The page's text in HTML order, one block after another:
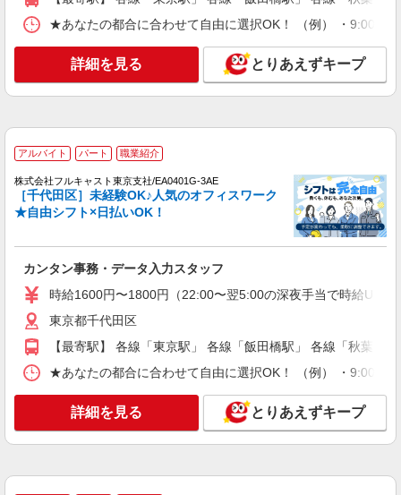
キープ 詳細を見る
アルバイト パート 職業紹介
株式会社フルキャスト東京支社/EA0401G-3AE
カンタン事務・データ入力スタッフ
東京都千代田区
キープ 詳細を見る
日本生命保険相互会社
総合基幹職 地域ビジネスコース（バックオフ
験可！月額 24万7720円〜（残業代除き/別途、賞与
あり） ※賃金は当月1日から末日までの分を当月
ら末日までの分を翌月20日に支払） 想定年収
430万〜460万 ※時間外勤務手当(法定内20時間・
法定外0時間*想定)を含むモデル年収 *毎営業日
9:00〜18:00勤務する場合の残業時間のイメージ
※賞与は支給対象期間を通じて勤務した場合の想
定額 ※入社時の年収は、選考を通じて決定 ※入社
後の昇給額は、昇格・職務成果等の状況に応じて
以上の昇給も可能
東京本部（千代田区丸の内・千代田区日比谷・
は支社・ライフプラザ ※採用時の居住地から通勤
な範囲内で勤務地の変更の可能性があります） ※
初期配置については、居住地からの通勤時間を考
キープ 詳細を見る
＼大人気♪／オフィスワーク！！その他イメベ
★あなたの都合に合わせて自由に選択OK！ （例） ・9:00〜
詳細を見る とりあえずキープ
アルバイト パート 職業紹介
株式会社フルキャスト東京支社/EA0401G-3AE
［千代田区］未経験OK♪人気のオフィスワーク
★自由シフト×日払いOK！
カンタン事務・データ入力スタッフ
時給1600円〜1800円（22:00〜翌5:00の深夜手当で時給UP
東京都千代田区
【最寄駅】 各線「東京駅」 各線「飯田橋駅」 各線「秋葉原駅
★あなたの都合に合わせて自由に選択OK！ （例） ・9:00〜
詳細を見る とりあえずキープ